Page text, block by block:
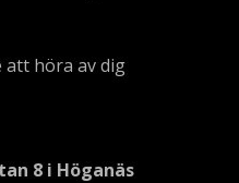
att höra av dig
8 i Höganäs